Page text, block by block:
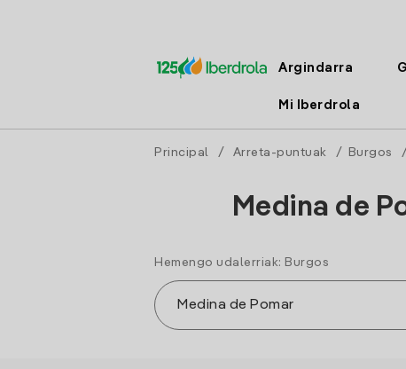
Argindarra
Mi Iberdrola
Principal / Arreta-puntuak / Burgos /
Medina de
Hemengo udalerriak: Burgos